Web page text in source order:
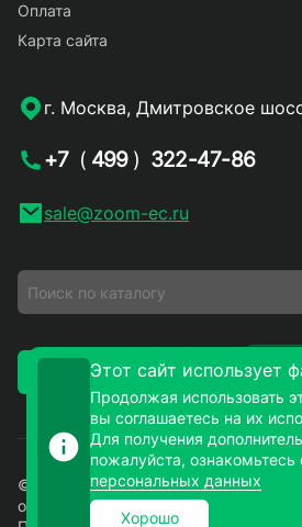
Оплата
Карта сайта
г. Москва, Дмитровское
+7 ( 499 ) 322-47-86
sale@zoom-ec.ru
Заказать звонок
© 2026. ЗУМ-СМД – продажа
оптом и в розницу. Все права
Этот сайт использует
Продолжая использовать
вы соглашаетесь на их
Для получения
пожалуйста, ознакомьтесь
персональных данных
Хорошо